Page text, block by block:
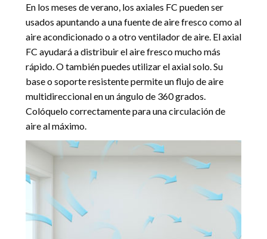
En los meses de verano, los axiales FC pueden ser
usados apuntando a una fuente de aire fresco como al
aire acondicionado o a otro ventilador de aire. El axial
FC ayudará a distribuir el aire fresco mucho más
rápido. O también puedes utilizar el axial solo. Su
base o soporte resistente permite un flujo de aire
multidireccional en un ángulo de 360 grados.
Colóquelo correctamente para una circulación de
aire al máximo.